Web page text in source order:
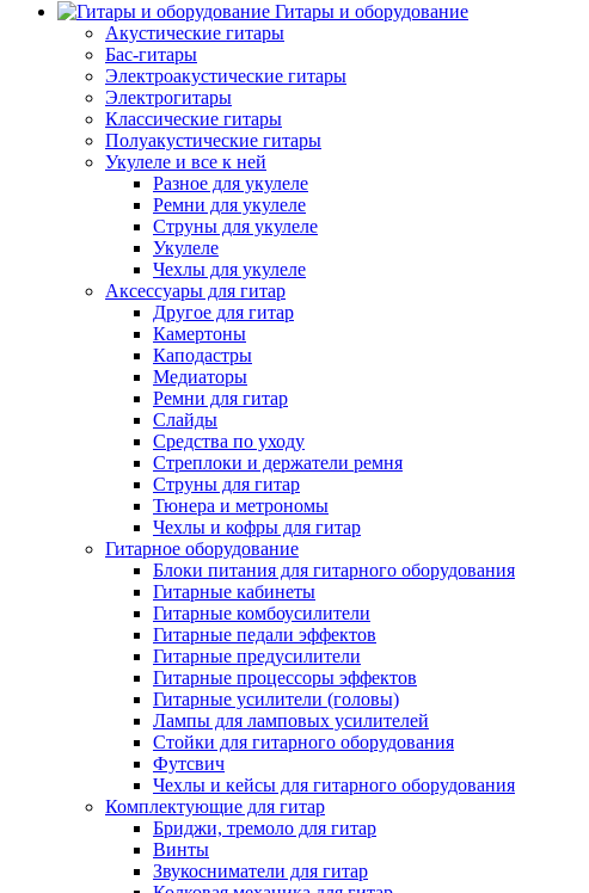
Гитары и оборудование
Акустические гитары
Бас-гитары
Электроакустические гитары
Электрогитары
Классические гитары
Полуакустические гитары
Укулеле и все к ней
Разное для укулеле
Ремни для укулеле
Струны для укулеле
Укулеле
Чехлы для укулеле
Аксессуары для гитар
Другое для гитар
Камертоны
Каподастры
Медиаторы
Ремни для гитар
Слайды
Средства по уходу
Стреплоки и держатели ремня
Струны для гитар
Тюнера и метрономы
Чехлы и кофры для гитар
Гитарное оборудование
Блоки питания для гитарного оборудования
Гитарные кабинеты
Гитарные комбоусилители
Гитарные педали эффектов
Гитарные предусилители
Гитарные процессоры эффектов
Гитарные усилители (головы)
Лампы для ламповых усилителей
Стойки для гитарного оборудования
Футсвич
Чехлы и кейсы для гитарного оборудования
Комплектующие для гитар
Бриджи, тремоло для гитар
Винты
Звукосниматели для гитар